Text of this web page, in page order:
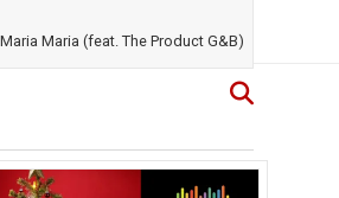
Maria (feat. The Product G&B)